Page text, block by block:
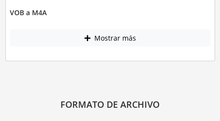
VOB a M4A
Mostrar más
FORMATO DE ARCHIVO